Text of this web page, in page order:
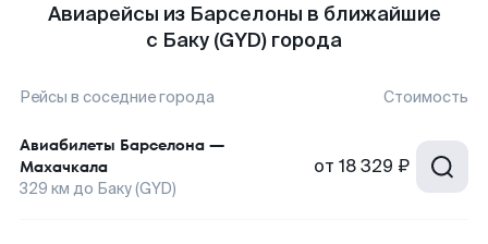
Авиарейсы из Барселоны в ближайшие
с Баку (GYD) города
Рейсы в соседние города Стоимость
Авиабилеты Барселона —
Махачкала
329 км до Баку (GYD)
от 18 329 ₽